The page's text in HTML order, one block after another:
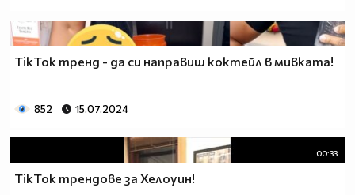
TikTok тренд - да си направиш коктейл в мивката!
852 15.07.2024
00:33
TikTok трендове за Хелоуин!